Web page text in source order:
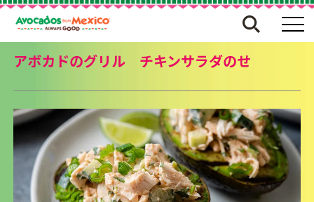
アボカドのグリル チキンサラダのせ